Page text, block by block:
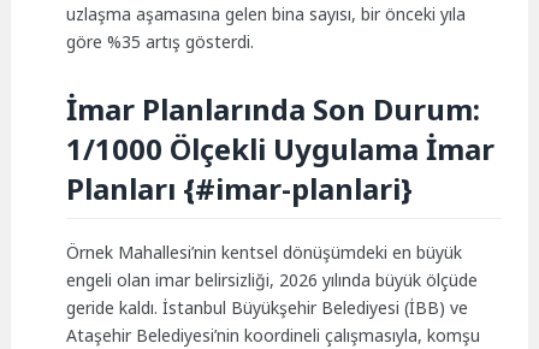
uzlaşma aşamasına gelen bina sayısı, bir önceki yıla
göre %35 artış gösterdi.
İmar Planlarında Son Durum:
1/1000 Ölçekli Uygulama İmar
Planları {#imar-planlari}
Örnek Mahallesi’nin kentsel dönüşümdeki en büyük
engeli olan imar belirsizliği, 2026 yılında büyük ölçüde
geride kaldı. İstanbul Büyükşehir Belediyesi (İBB) ve
Ataşehir Belediyesi’nin koordineli çalışmasıyla, komşu